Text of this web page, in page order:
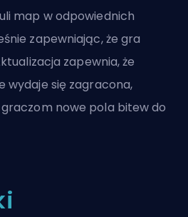
map w odpowiednich
zapewniając, że gra
zapewnia, że
wydaje się zagracona,
nowe pola bitew do